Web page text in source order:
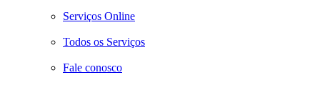
Serviços Online
Todos os Serviços
Fale conosco